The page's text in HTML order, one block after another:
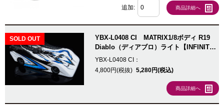
追加: 商品詳細へ
YBX-L0408 CI MATRIX1/8ボディ R19
Diablo（ディアブロ）ライト【INFINITY
カット済】
YBX-L0408 CI：
4,800円(税抜) 5,280円(税込)
商品詳細へ
SOLD OUT